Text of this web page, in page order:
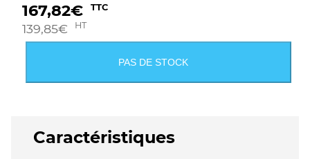
167,82€ TTC
139,85€ HT
PAS DE STOCK
Caractéristiques